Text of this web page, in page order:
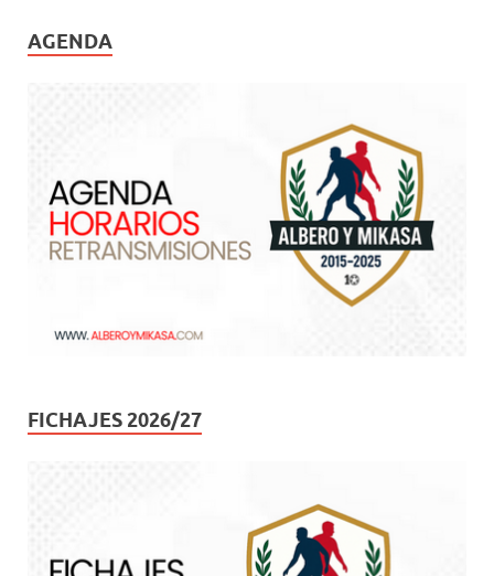
AGENDA
FICHAJES 2026/27